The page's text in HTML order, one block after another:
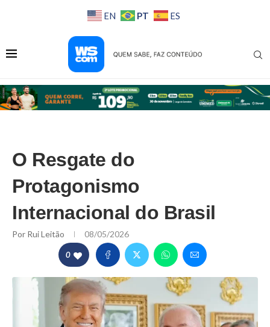
EN PT ES
O Resgate do
Protagonismo
Internacional do Brasil
Por Rui Leitão 08/05/2026
0